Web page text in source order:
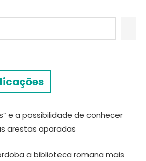
e a possibilidade de conhecer
arestas aparadas
a biblioteca romana mais